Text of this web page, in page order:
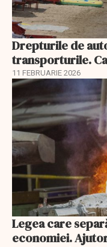
Drepturile de
transporturile.
11 FEBRUARIE 2026
Legea care
economiei.